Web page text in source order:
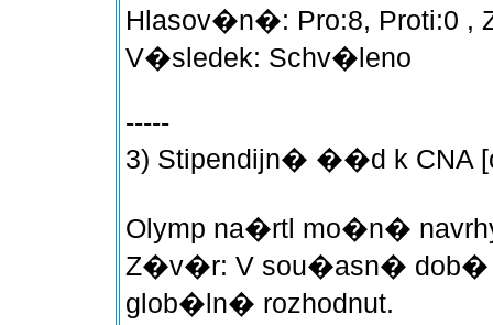
Hlasov�n�: Pro:8, Proti:0 ,
V�sledek: Schv�leno
-----
3) Stipendijn� ��d k CNA
Olymp na�rtl mo�n�
Z�v�r: V sou�asn� dob�
glob�ln� rozhodnut.